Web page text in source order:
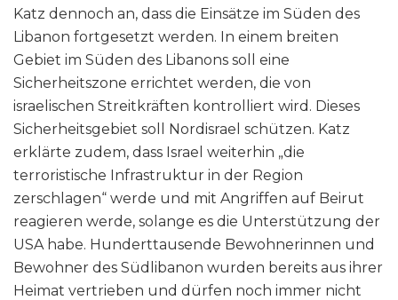
Katz dennoch an, dass die Einsätze im Süden des
Libanon fortgesetzt werden. In einem breiten
Gebiet im Süden des Libanons soll eine
Sicherheitszone errichtet werden, die von
israelischen Streitkräften kontrolliert wird. Dieses
Sicherheitsgebiet soll Nordisrael schützen. Katz
erklärte zudem, dass Israel weiterhin „die
terroristische Infrastruktur in der Region
zerschlagen“ werde und mit Angriffen auf Beirut
reagieren werde, solange es die Unterstützung der
USA habe. Hunderttausende Bewohnerinnen und
Bewohner des Südlibanon wurden bereits aus ihrer
Heimat vertrieben und dürfen noch immer nicht